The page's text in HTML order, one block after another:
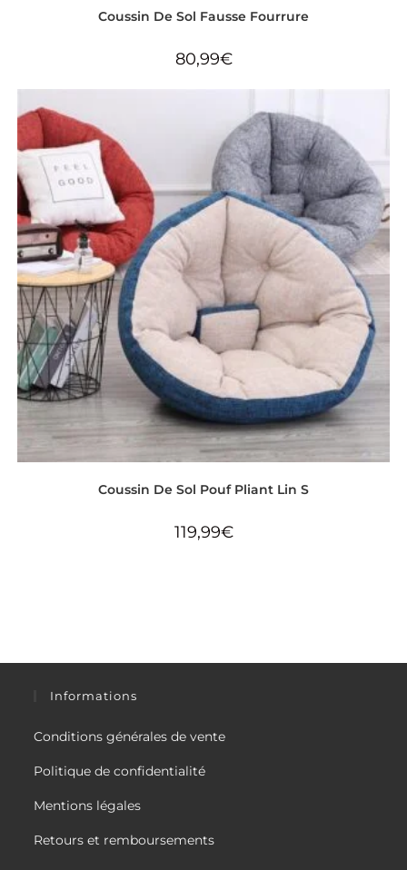
Coussin De Sol Fausse Fourrure
80,99€
Coussin De Sol Pouf Pliant Lin S
119,99€
Informations
Conditions générales de vente
Politique de confidentialité
Mentions légales
Retours et remboursements